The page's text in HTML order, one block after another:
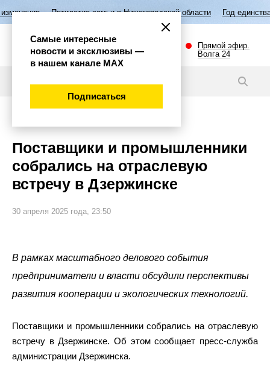
семьи в Нижегородской области Год единства народов
Прямой эфир.
Волга 24
Поставщики и промышленники
собрались на отраслевую
встречу в Дзержинске
30 апреля 2025 года, 23:50
В рамках масштабного делового события
предприниматели и власти обсудили перспективы
развития кооперации и экологических технологий.
Поставщики и промышленники собрались на отраслевую
встречу в Дзержинске. Об этом сообщает пресс-служба
администрации Дзержинска.
Самые интересные
новости и эксклюзивы —
в нашем канале МАХ
Подписаться